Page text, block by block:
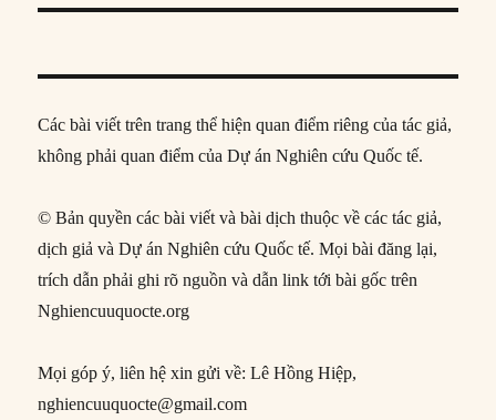
Các bài viết trên trang thể hiện quan điểm riêng của tác giả,
không phải quan điểm của Dự án Nghiên cứu Quốc tế.
© Bản quyền các bài viết và bài dịch thuộc về các tác giả,
dịch giả và Dự án Nghiên cứu Quốc tế. Mọi bài đăng lại,
trích dẫn phải ghi rõ nguồn và dẫn link tới bài gốc trên
Nghiencuuquocte.org
Mọi góp ý, liên hệ xin gửi về: Lê Hồng Hiệp,
nghiencuuquocte@gmail.com